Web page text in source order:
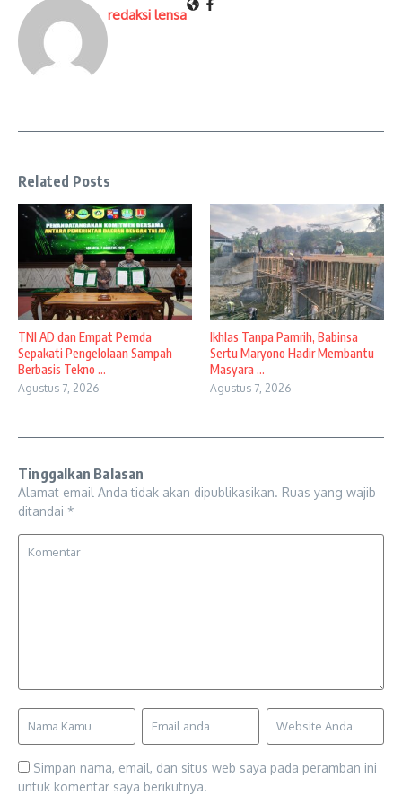
redaksi lensa
Related Posts
TNI AD dan Empat Pemda
Sepakati Pengelolaan Sampah
Berbasis Tekno ...
Agustus 7, 2026
Ikhlas Tanpa Pamrih, Babinsa
Sertu Maryono Hadir Membantu
Masyara ...
Agustus 7, 2026
Tinggalkan Balasan
Alamat email Anda tidak akan dipublikasikan. Ruas yang wajib
ditandai *
Simpan nama, email, dan situs web saya pada peramban ini
untuk komentar saya berikutnya.